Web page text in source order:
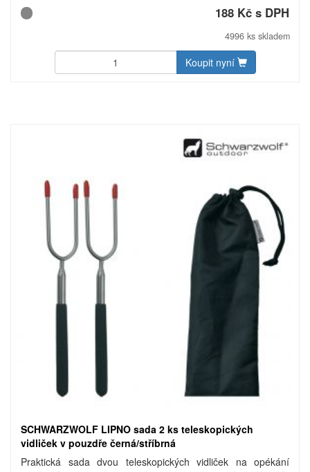
Uhlíková stopa: gCO2 e4443.
188 Kč s DPH
4996 ks skladem
Koupit nyní
SCHWARZWOLF LIPNO sada 2 ks teleskopických
vidliček v pouzdře černá/stříbrná
Praktická sada dvou teleskopických vidliček na opékání